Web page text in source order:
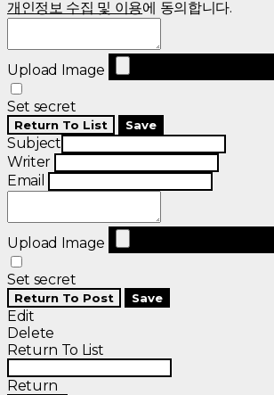
개인정보 수집 및 이용에 동의합니다.
Upload Image
Set secret
Return To List Save
Subject
Writer
Email
Upload Image
Set secret
Return To Post Save
Edit
Delete
Return To List
Return